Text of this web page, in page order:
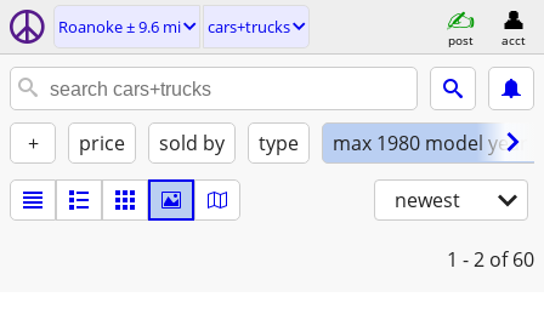
Roanoke ± 9.6 mi cars+trucks
post acct
+ price sold by type max 1980 model year
newest
1 - 2 of 60